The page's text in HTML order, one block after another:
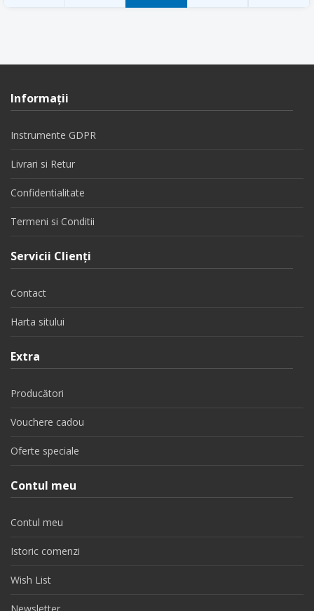
Informaţii
Instrumente GDPR
Livrari si Retur
Confidentialitate
Termeni si Conditii
Servicii Clienţi
Contact
Harta sitului
Extra
Producători
Vouchere cadou
Oferte speciale
Contul meu
Contul meu
Istoric comenzi
Wish List